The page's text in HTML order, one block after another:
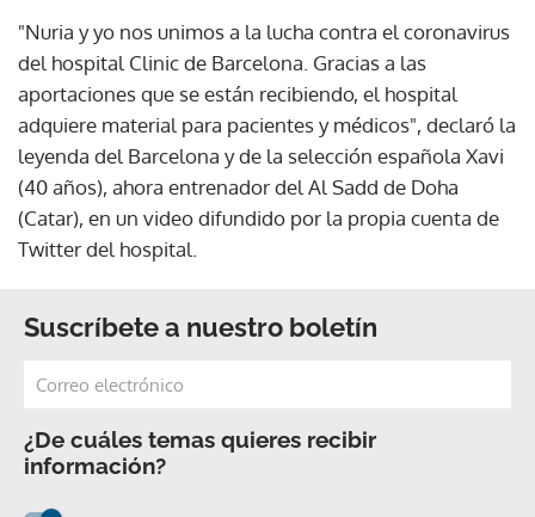
"Nuria y yo nos unimos a la lucha contra el coronavirus
del hospital Clinic de Barcelona. Gracias a las
aportaciones que se están recibiendo, el hospital
adquiere material para pacientes y médicos", declaró la
leyenda del Barcelona y de la selección española Xavi
(40 años), ahora entrenador del Al Sadd de Doha
(Catar), en un video difundido por la propia cuenta de
Twitter del hospital.
Suscríbete a nuestro boletín
¿De cuáles temas quieres recibir
información?